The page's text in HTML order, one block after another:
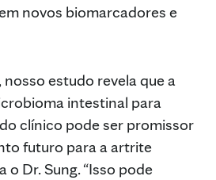
novos biomarcadores e
nosso estudo revela que a
intestinal para
clínico pode ser promissor
futuro para a artrite
o Dr. Sung. “Isso pode